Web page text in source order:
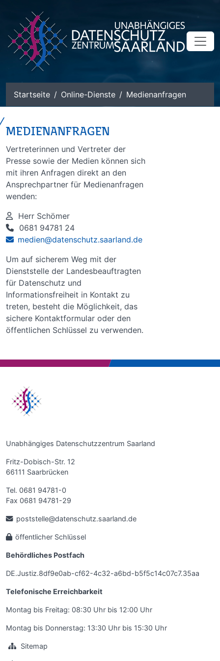
Startseite Online-Dienste Medienanfragen
MEDIENANFRAGEN
Vertreterinnen und Vertreter der
Presse sowie der Medien können sich
mit ihren Anfragen direkt an den
Ansprechpartner für Medienanfragen
wenden:
Herr Schömer
0681 94781 24
medien@datenschutz.saarland.de
Um auf sicherem Weg mit der
Dienststelle der Landesbeauftragten
für Datenschutz und
Informationsfreiheit in Kontakt zu
treten, besteht die Möglichkeit, das
sichere Kontaktformular oder den
öffentlichen Schlüssel zu verwenden.
Unabhängiges Datenschutzzentrum Saarland
Fritz-Dobisch-Str. 12
66111 Saarbrücken
Tel. 0681 94781-0
Fax 0681 94781-29
poststelle@datenschutz.saarland.de
öffentlicher Schlüssel
Behördliches Postfach
DE.Justiz.8df9e0ab-cf62-4c32-a6bd-b5f5c14c07c7.35aa
Telefonische Erreichbarkeit
Montag bis Freitag: 08:30 Uhr bis 12:00 Uhr
Montag bis Donnerstag: 13:30 Uhr bis 15:30 Uhr
Sitemap